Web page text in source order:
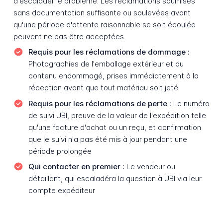
sans documentation suffisante ou soulevées avant
qu'une période d'attente raisonnable se soit écoulée
peuvent ne pas être acceptées.
Requis pour les réclamations de dommage :
Photographies de l'emballage extérieur et du
contenu endommagé, prises immédiatement à la
réception avant que tout matériau soit jeté
Requis pour les réclamations de perte : Le numéro
de suivi UBI, preuve de la valeur de l'expédition telle
qu'une facture d'achat ou un reçu, et confirmation
que le suivi n'a pas été mis à jour pendant une
période prolongée
Qui contacter en premier : Le vendeur ou
détaillant, qui escaladéra la question à UBI via leur
compte expéditeur